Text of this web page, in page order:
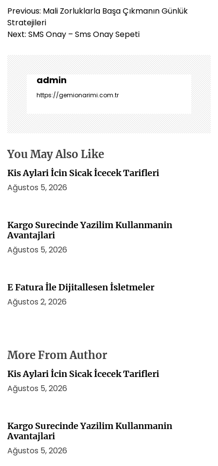
Y
a
z
g
e
z
i
n
m
e
i
Previous: Mali Zorluklarla Başa Çıkmanın Günlük
Stratejileri
Next: SMS Onay – Sms Onay Sepeti
admin
https://gemionarimi.com.tr
You May Also Like
Kis Aylari İcin Sicak İcecek Tarifleri
Ağustos 5, 2026
Kargo Surecinde Yazilim Kullanmanin
Avantajlari
Ağustos 5, 2026
E Fatura İle Dijitallesen İsletmeler
Ağustos 2, 2026
More From Author
Kis Aylari İcin Sicak İcecek Tarifleri
Ağustos 5, 2026
Kargo Surecinde Yazilim Kullanmanin
Avantajlari
Ağustos 5, 2026